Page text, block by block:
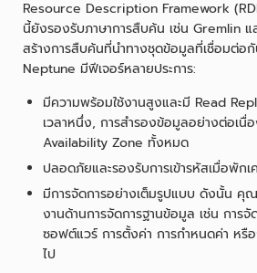
Resource Description Framework
นี้ยังรองรับภาษาการสืบค้น เช่น Gremlin
สร้างการสืบค้นที่นำทางชุดข้อมูลที่เชื่อมต่อ
Neptune มีฟีเจอร์หลายประการ:
มีความพร้อมใช้งานสูงและมี Read
เวลาหนึ่ง, การสำรองข้อมูลอย่างต่อเนื่
Availability Zone ทั้งหมด
ปลอดภัยและรองรับการเข้ารหัสเมื่อพักเ
มีการจัดการอย่างเต็มรูปแบบ ดังนั้น คุ
งานด้านการจัดการฐานข้อมูล เช่น การจั
ซอฟต์แวร์ การตั้งค่า การกำหนดค่า หรื
ไป